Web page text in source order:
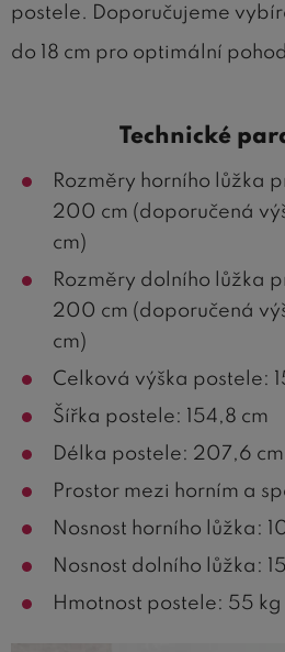
postele. Doporučujeme
do 18 cm pro optimální
Technické
Rozměry horního lůžka
200 cm (doporučená
cm)
Rozměry dolního lůžka
200 cm (doporučená
cm)
Celková výška postele:
Šířka postele: 154,8 cm
Délka postele: 207,6 cm
Prostor mezi horním a
Nosnost horního lůžka:
Nosnost dolního lůžka:
Hmotnost postele: 55 kg